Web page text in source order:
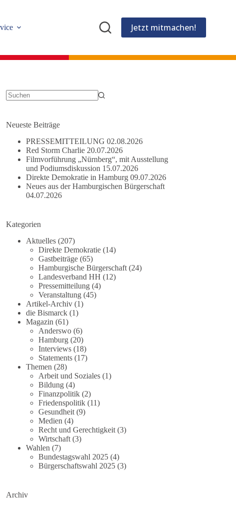
Jetzt mitmachen!
Neueste Beiträge
PRESSEMITTEILUNG 02.08.2026
Red Storm Charlie 20.07.2026
Filmvorführung „Nürnberg“, mit Ausstellung
und Podiumsdiskussion 15.07.2026
Direkte Demokratie in Hamburg 09.07.2026
Neues aus der Hamburgischen Bürgerschaft
04.07.2026
Kategorien
Aktuelles (207)
Direkte Demokratie (14)
Gastbeiträge (65)
Hamburgische Bürgerschaft (24)
Landesverband HH (12)
Pressemitteilung (4)
Veranstaltung (45)
Artikel-Archiv (1)
die Bismarck (1)
Magazin (61)
Anderswo (6)
Hamburg (20)
Interviews (18)
Statements (17)
Themen (28)
Arbeit und Soziales (1)
Bildung (4)
Finanzpolitik (2)
Friedenspolitik (11)
Gesundheit (9)
Medien (4)
Recht und Gerechtigkeit (3)
Wirtschaft (3)
Wahlen (7)
Bundestagswahl 2025 (4)
Bürgerschaftswahl 2025 (3)
Archiv